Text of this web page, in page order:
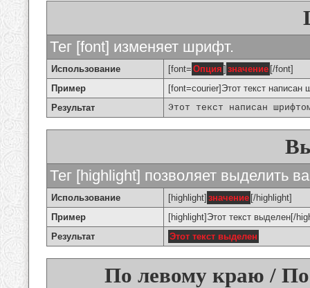
Тег [font] изменяет шрифт.
Использование [font= Опция ] значение [/font]
Пример
[font=courier]Этот текст
Результат
Этот текст написан
Тег [highlight] позволяет выделить
Использование [highlight] значение [/highlight]
Пример
[highlight]Этот текст выделен[/
Результат
Этот текст выделен
По левому краю /